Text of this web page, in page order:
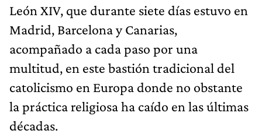
León XIV, que durante siete días estuvo en
Madrid, Barcelona y Canarias,
acompañado a cada paso por una
multitud, en este bastión tradicional del
catolicismo en Europa donde no obstante
la práctica religiosa ha caído en las últimas
décadas.